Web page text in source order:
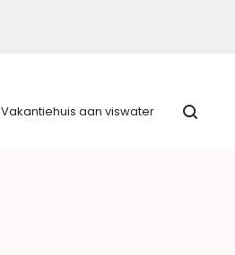
Vakantiehuis aan viswater